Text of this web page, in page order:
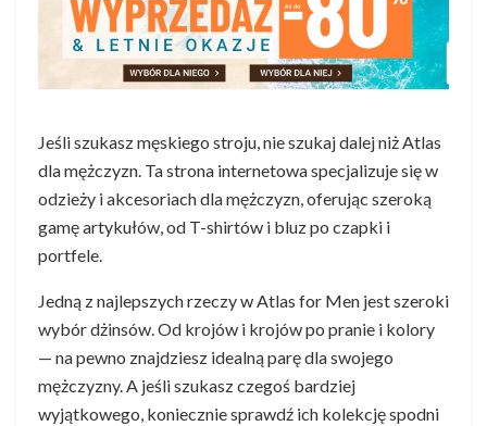
Jeśli szukasz męskiego stroju, nie szukaj dalej niż Atlas
dla mężczyzn. Ta strona internetowa specjalizuje się w
odzieży i akcesoriach dla mężczyzn, oferując szeroką
gamę artykułów, od T-shirtów i bluz po czapki i
portfele.
Jedną z najlepszych rzeczy w Atlas for Men jest szeroki
wybór dżinsów. Od krojów i krojów po pranie i kolory
— na pewno znajdziesz idealną parę dla swojego
mężczyzny. A jeśli szukasz czegoś bardziej
wyjątkowego, koniecznie sprawdź ich kolekcję spodni